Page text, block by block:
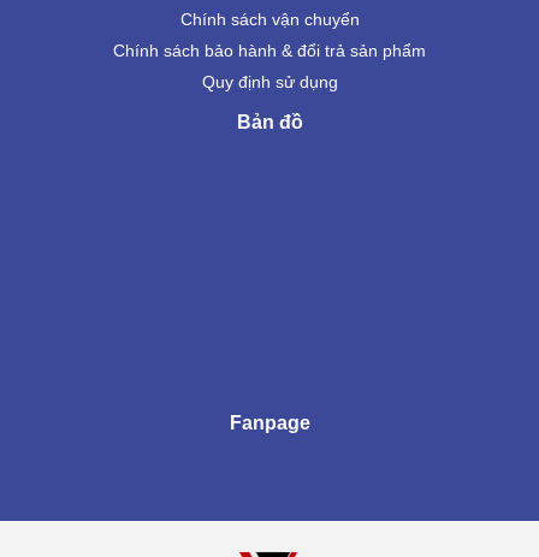
Chính sách vận chuyển
Chính sách bảo hành & đổi trả sản phẩm
Quy định sử dụng
Bản đồ
Fanpage